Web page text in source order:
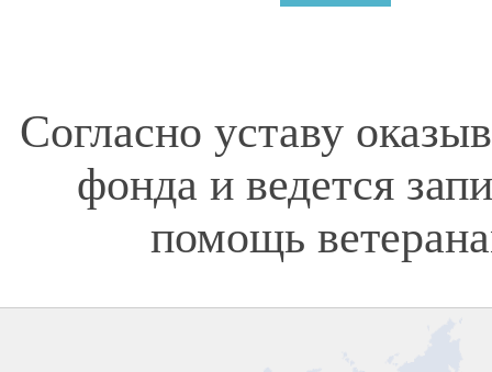
Согласно уставу
фонда и ведется
помощь